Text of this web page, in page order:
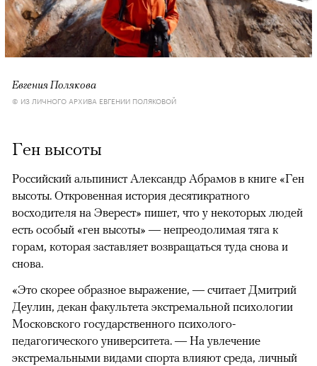
Евгения Полякова
© ИЗ ЛИЧНОГО АРХИВА ЕВГЕНИИ ПОЛЯКОВОЙ
Ген высоты
Российский альпинист Александр Абрамов в книге «Ген
высоты. Откровенная история десятикратного
восходителя на Эверест» пишет, что у некоторых людей
есть особый «ген высоты» — непреодолимая тяга к
горам, которая заставляет возвращаться туда снова и
снова.
«Это скорее образное выражение, — считает Дмитрий
Деулин, декан факультета экстремальной психологии
Московского государственного психолого-
педагогического университета. — На увлечение
экстремальными видами спорта влияют среда, личный